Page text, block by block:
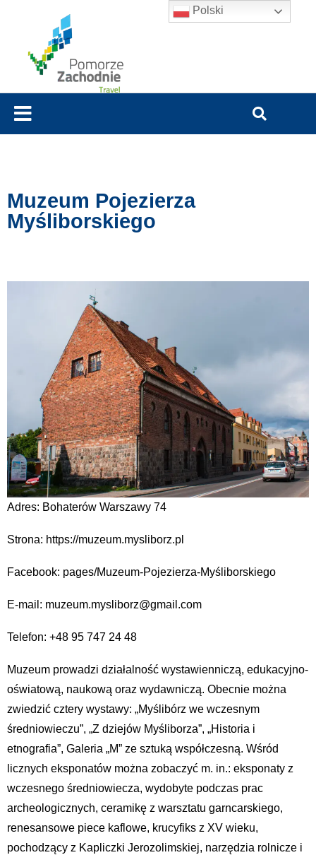
Muzeum Pojezierza
Myśliborskiego
Adres: Bohaterów Warszawy 74
Strona: https://muzeum.mysliborz.pl
Facebook: pages/Muzeum-Pojezierza-Myśliborskiego
E-mail: muzeum.mysliborz@gmail.com
Telefon: +48 95 747 24 48
Muzeum prowadzi działalność wystawienniczą, edukacyjno-
oświatową, naukową oraz wydawniczą. Obecnie można
zwiedzić cztery wystawy: „Myślibórz we wczesnym
średniowieczu”, „Z dziejów Myśliborza”, „Historia i
etnografia”, Galeria „M” ze sztuką współczesną. Wśród
licznych eksponatów można zobaczyć m. in.: eksponaty z
wczesnego średniowiecza, wydobyte podczas prac
archeologicznych, ceramikę z warsztatu garncarskiego,
renesansowe piece kaflowe, krucyfiks z XV wieku,
pochodzący z Kapliczki Jerozolimskiej, narzędzia rolnicze i
Polski